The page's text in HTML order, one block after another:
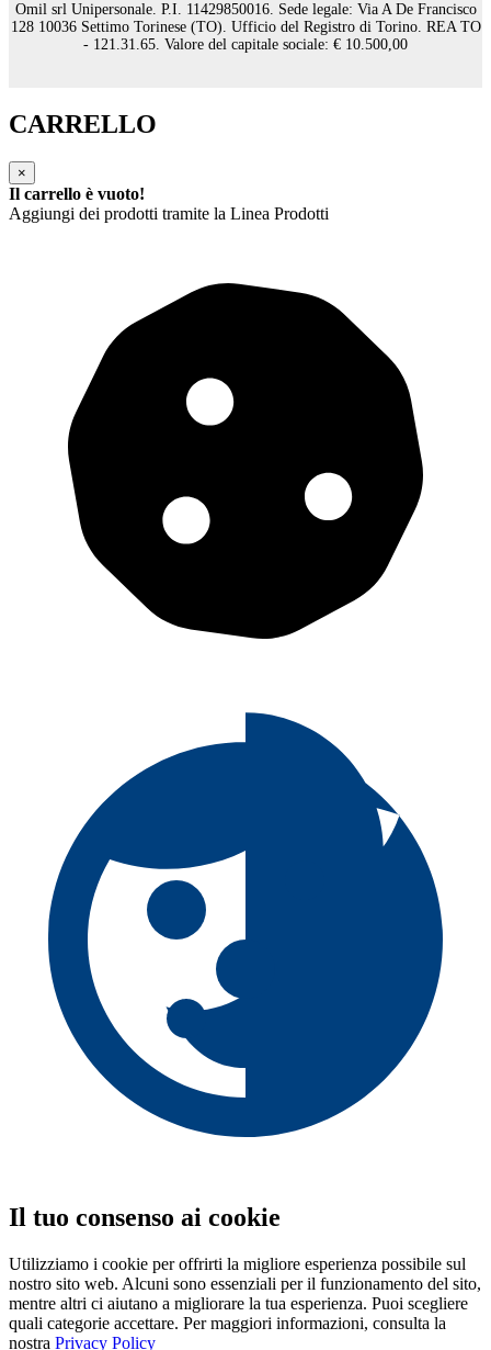
Omil srl Unipersonale. P.I. 11429850016. Sede legale: Via A De Francisco
128 10036 Settimo Torinese (TO). Ufficio del Registro di Torino. REA TO
- 121.31.65. Valore del capitale sociale: € 10.500,00
CARRELLO
×
Il carrello è vuoto!
Aggiungi dei prodotti tramite la Linea Prodotti
Il tuo consenso ai cookie
Utilizziamo i cookie per offrirti la migliore esperienza possibile sul
nostro sito web. Alcuni sono essenziali per il funzionamento del sito,
mentre altri ci aiutano a migliorare la tua esperienza. Puoi scegliere
quali categorie accettare. Per maggiori informazioni, consulta la
nostra Privacy Policy